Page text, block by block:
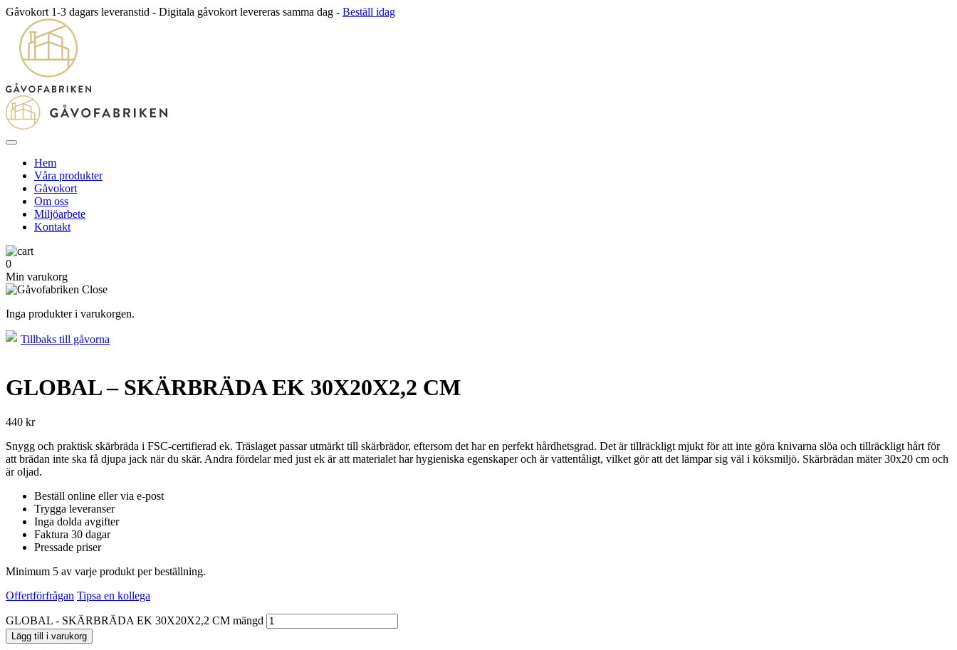
Gåvokort 1-3 dagars leveranstid - Digitala gåvokort levereras samma dag - Beställ idag
Hem
Våra produkter
Gåvokort
Om oss
Miljöarbete
Kontakt
0
Min varukorg
Inga produkter i varukorgen.
Tillbaks till gåvorna
GLOBAL – SKÄRBRÄDA EK 30X20X2,2 CM
440 kr
Snygg och praktisk skärbräda i FSC-certifierad ek. Träslaget passar utmärkt till skärbrädor, eftersom det har en perfekt hårdhetsgrad. Det är tillräckligt mjukt för att inte göra knivarna slöa och tillräckligt hårt för
att brädan inte ska få djupa jack när du skär. Andra fördelar med just ek är att materialet har hygieniska egenskaper och är vattentåligt, vilket gör att det lämpar sig väl i köksmiljö. Skärbrädan mäter 30x20 cm och
är oljad.
Beställ online eller via e-post
Trygga leveranser
Inga dolda avgifter
Faktura 30 dagar
Pressade priser
Minimum 5 av varje produkt per beställning.
Offertförfrågan Tipsa en kollega
GLOBAL - SKÄRBRÄDA EK 30X20X2,2 CM mängd
Lägg till i varukorg